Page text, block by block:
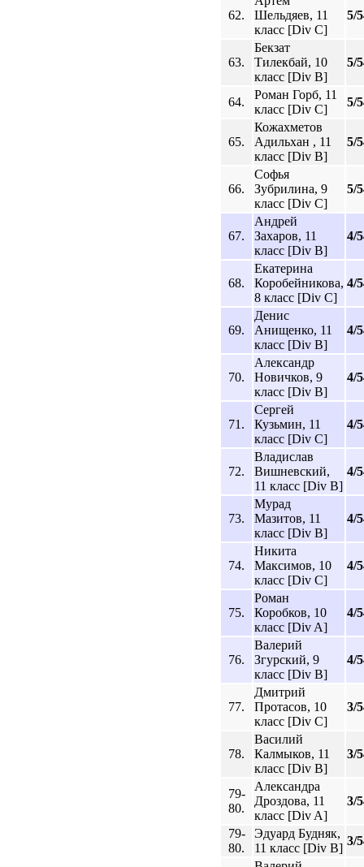
62.
Шельдяев, 11
класс [Div C]
5/
63.
Бекзат
Тилекбай, 10
класс [Div B]
5/
64.
Роман Горб, 11
класс [Div C]
5/
65.
Кожахметов
Адильхан , 11
класс [Div B]
5/
66.
Софья
Зубрилина, 9
класс [Div C]
5/
67.
Андрей
Захаров, 11
класс [Div B]
4/
68.
Екатерина
Коробейникова,
8 класс [Div C]
4/
69.
Денис
Анищенко, 11
класс [Div B]
4/
70.
Александр
Новичков, 9
класс [Div B]
4/
71.
Сергей
Кузьмин, 11
класс [Div C]
4/
72.
Владислав
Вишневский,
11 класс [Div B]
4/
73.
Мурад
Мазитов, 11
класс [Div B]
4/
74.
Никита
Максимов, 10
класс [Div C]
4/
75.
Роман
Коробков, 10
класс [Div A]
4/
76.
Валерий
Згурский, 9
класс [Div B]
4/
77.
Дмитрий
Протасов, 10
класс [Div C]
3/
78.
Василий
Калмыков, 11
класс [Div B]
3/
79-
80.
Александра
Дроздова, 11
класс [Div A]
3/
79-
80.
Эдуард Будняк,
11 класс [Div B]
3/